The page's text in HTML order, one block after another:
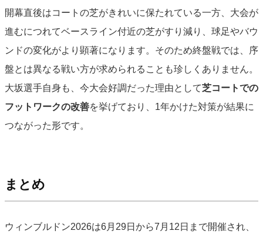
開幕直後はコートの芝がきれいに保たれている一方、大会が
進むにつれてベースライン付近の芝がすり減り、球足やバウ
ンドの変化がより顕著になります。そのため終盤戦では、序
盤とは異なる戦い方が求められることも珍しくありません。
大坂選手自身も、今大会好調だった理由として芝コートでの
フットワークの改善を挙げており、1年かけた対策が結果に
つながった形です。
まとめ
ウィンブルドン2026は6月29日から7月12日まで開催され、